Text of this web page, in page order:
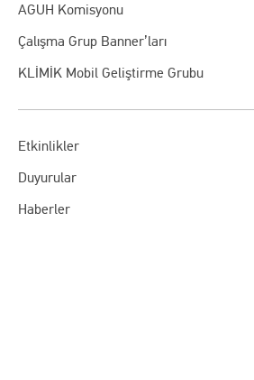
AGUH Komisyonu
Çalışma Grup Banner’ları
KLİMİK Mobil Geliştirme Grubu
Etkinlikler
Duyurular
Haberler